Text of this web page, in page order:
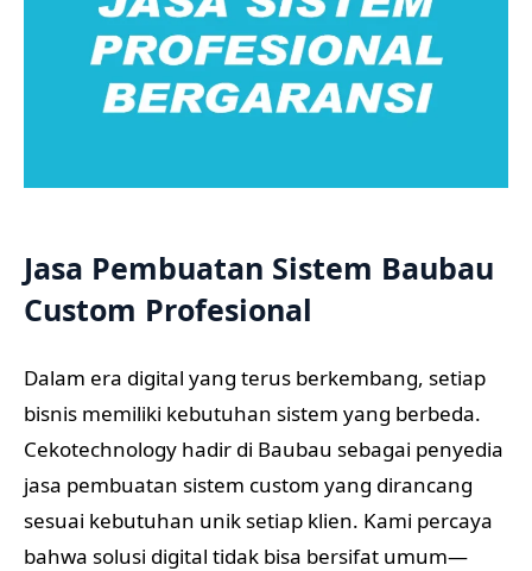
Jasa Pembuatan Sistem Baubau
Custom Profesional
Dalam era digital yang terus berkembang, setiap
bisnis memiliki kebutuhan sistem yang berbeda.
Cekotechnology hadir di Baubau sebagai penyedia
jasa pembuatan sistem custom yang dirancang
sesuai kebutuhan unik setiap klien. Kami percaya
bahwa solusi digital tidak bisa bersifat umum—